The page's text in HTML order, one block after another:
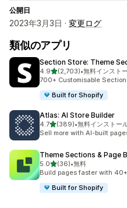
公開日
2023年3月3日 · 変更ログ
類似のアプリ
Section Store: Theme
4.95つ星中
(2,703)
合計レビュー数：2703件
•無料インスト
700+ Customisable
Built for Shopify
Atlas: AI Store Builder
4.75つ星中
(389)
合計レビュー数：389件
•無料インストー
Sell more with AI-built
Theme Sections & Page
5.05つ星中
(36)
合計レビュー数：36件
•無料
Build pages faster with
Built for Shopify